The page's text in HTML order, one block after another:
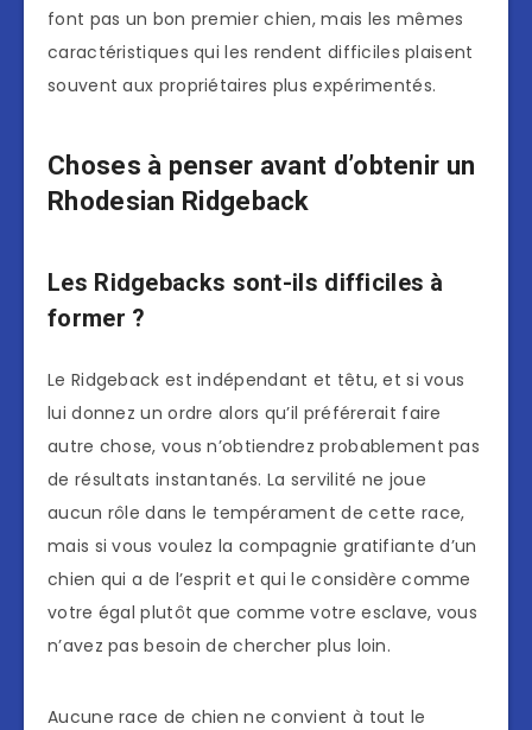
font pas un bon premier chien, mais les mêmes
caractéristiques qui les rendent difficiles plaisent
souvent aux propriétaires plus expérimentés.
Choses à penser avant d’obtenir un
Rhodesian Ridgeback
Les Ridgebacks sont-ils difficiles à
former ?
Le Ridgeback est indépendant et têtu, et si vous
lui donnez un ordre alors qu’il préférerait faire
autre chose, vous n’obtiendrez probablement pas
de résultats instantanés. La servilité ne joue
aucun rôle dans le tempérament de cette race,
mais si vous voulez la compagnie gratifiante d’un
chien qui a de l’esprit et qui le considère comme
votre égal plutôt que comme votre esclave, vous
n’avez pas besoin de chercher plus loin.
Aucune race de chien ne convient à tout le